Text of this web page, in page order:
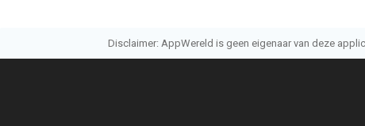
Disclaimer: AppWereld is geen eigenaar van deze